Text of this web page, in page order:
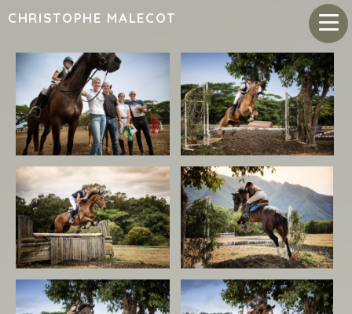
CHRISTOPHE MALECOT